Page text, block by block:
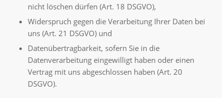
nicht löschen dürfen (Art. 18 DSGVO),
Widerspruch gegen die Verarbeitung Ihrer Daten bei
uns (Art. 21 DSGVO) und
Datenübertragbarkeit, sofern Sie in die
Datenverarbeitung eingewilligt haben oder einen
Vertrag mit uns abgeschlossen haben (Art. 20
DSGVO).